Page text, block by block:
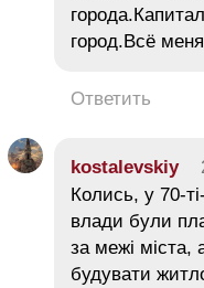
город.Всё
Ответить
kostalevskiy
Колись, у 70-
влади були
за межі міста,
будувати